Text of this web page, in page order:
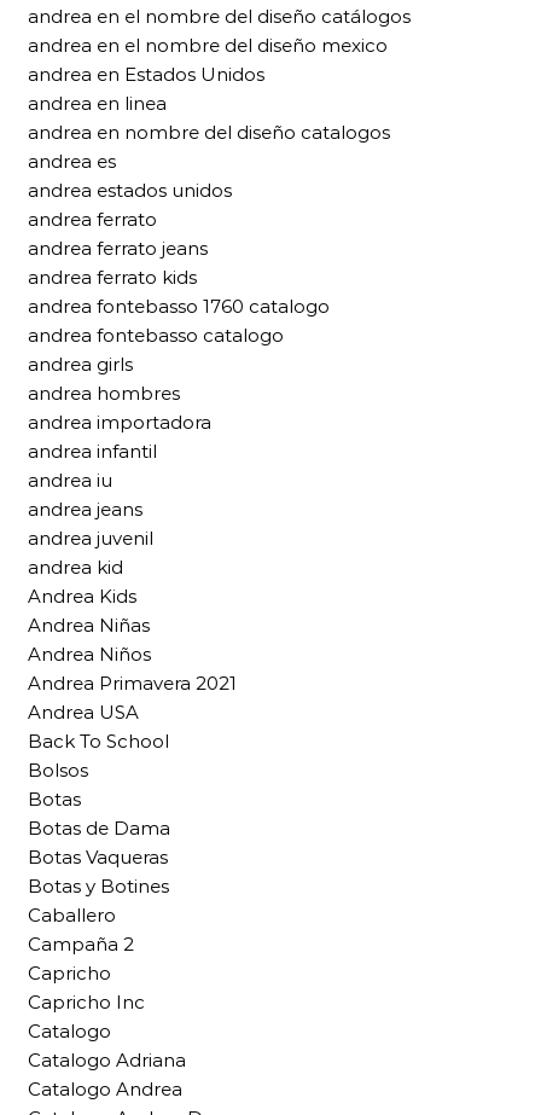
andrea en el nombre del diseño catálogos
andrea en el nombre del diseño mexico
andrea en Estados Unidos
andrea en linea
andrea en nombre del diseño catalogos
andrea es
andrea estados unidos
andrea ferrato
andrea ferrato jeans
andrea ferrato kids
andrea fontebasso 1760 catalogo
andrea fontebasso catalogo
andrea girls
andrea hombres
andrea importadora
andrea infantil
andrea iu
andrea jeans
andrea juvenil
andrea kid
Andrea Kids
Andrea Niñas
Andrea Niños
Andrea Primavera 2021
Andrea USA
Back To School
Bolsos
Botas
Botas de Dama
Botas Vaqueras
Botas y Botines
Caballero
Campaña 2
Capricho
Capricho Inc
Catalogo
Catalogo Adriana
Catalogo Andrea